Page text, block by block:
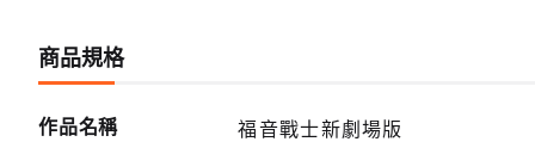
商品規格
作品名稱 福音戰士新劇場版